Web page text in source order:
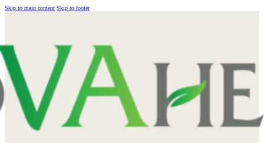
Skip to main content Skip to footer